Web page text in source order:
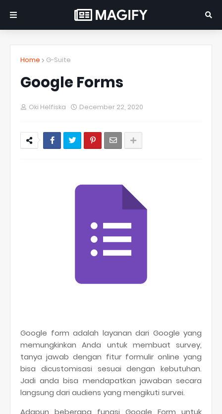
Home G-Suite
Google Forms
Oki Helfiska December 22, 2020
Google form adalah layanan dari Google yang
memungkinkan Anda untuk membuat survey,
tanya jawab dengan fitur formulir online yang
bisa dicustomisasi sesuai dengan kebutuhan.
Jadi anda bisa mendapatkan jawaban secara
langsung dari audiens yang mengikuti survei.
Adapun beberapa fungsi Google Form untuk